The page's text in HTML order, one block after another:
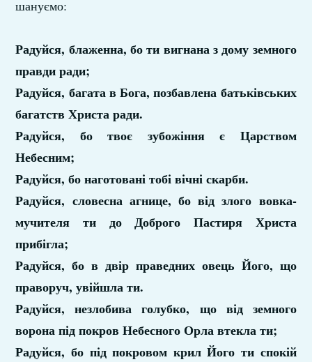
шануємо:
Радуйся, блаженна, бо ти вигнана з дому земного
правди ради;
Радуйся, багата в Бога, позбавлена батьківських
багатств Христа ради.
Радуйся, бо твоє зубожіння є Царством
Небесним;
Радуйся, бо наготовані тобі вічні скарби.
Радуйся, словесна агнице, бо від злого вовка-
мучителя ти до Доброго Пастиря Христа
прибігла;
Радуйся, бо в двір праведних овець Його, що
праворуч, увійшла ти.
Радуйся, незлобива голубко, що від земного
ворона під покров Небесного Орла втекла ти;
Радуйся, бо під покровом крил Його ти спокій